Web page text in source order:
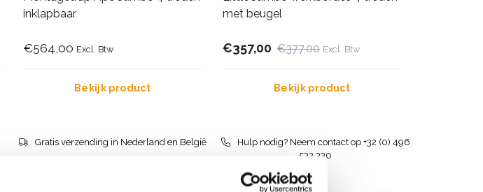
inklapbaar
€564,00 Excl. Btw
Bekijk product
met beugel
€357,00 €377,00 Excl. Btw
Bekijk product
Gratis verzending in Nederland en België
Hulp nodig? Neem contact op +32 (0) 496
532 330